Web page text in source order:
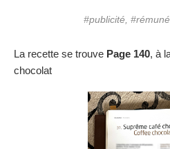
#publicité,
La recette se trouve Page 140, à
chocolat